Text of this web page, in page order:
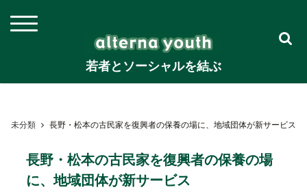
若者とソーシャルを結ぶ
未分類 長野・松本の古民家を復興者の保養の場に、地域団体が新サービス
長野・松本の古民家を復興者の保養の場
に、地域団体が新サービス